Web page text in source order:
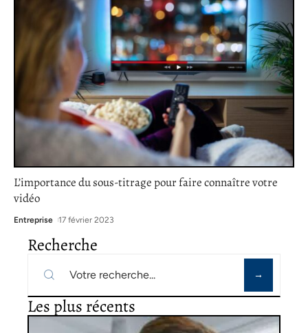
L’importance du sous-titrage pour faire connaître votre
vidéo
Entreprise 17 février 2023
Recherche
Les plus récents